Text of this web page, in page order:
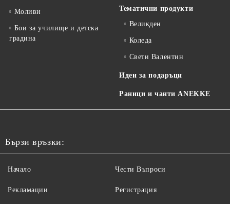
Моливи
Бои за училище и детска
градина
Тематични продукти
Великден
Коледа
Свети Валентин
Идеи за подаръци
Раници и чанти ANEKKE
Бързи връзки:
Начало
Рекламации
Чести Въпроси
Регистрация